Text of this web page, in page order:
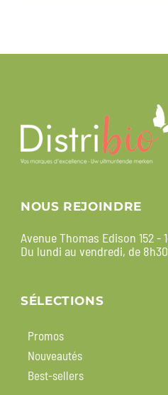
NOUS REJOINDRE
Avenue Thomas Edison 152 -
Du lundi au vendredi, de 8h30
SÉLECTIONS
Promos
Nouveautés
Best-sellers